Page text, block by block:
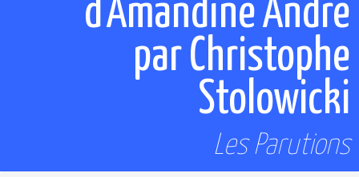
d’Amandine André
par Christophe
Stolowicki
Les Parutions